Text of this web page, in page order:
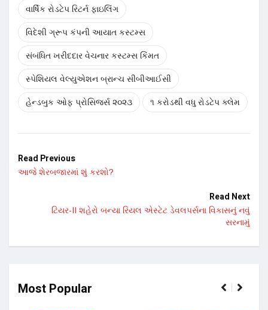
વાર્ષિક રોડટેપ રિટર્ન ફાઇલિંગ
વિદેશી ગ્રૂપ કંપની આયાત કસ્ટમ્સ
સંબંધિત ખરીદદાર વેચનાર કસ્ટમ્સ કિંમત
સ્પેશિયલ વેલ્યુએશન બ્રાન્ચ સીબીઆઈસી
હેન્ડબુક ઓફ પ્રોસિજર્સ ૨૦૨૩ ૧ કરોડથી વધુ રોડટેપ ક્લેમ
Read Previous
આજે શેરબજારમાં શું કરશો?
Read Next
ટિયર-II શહેરો બન્યા રિયલ એસ્ટેટ ડેવલપર્સના વિકાસનું નવું
સરનામું
Most Popular